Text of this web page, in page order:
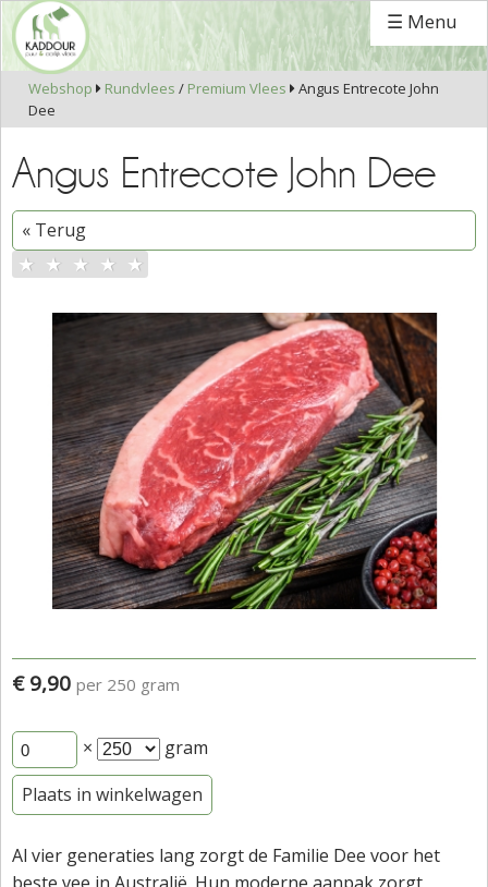
☰ Menu
Webshop  Rundvlees / Premium Vlees  Angus Entrecote John
Dee
Angus Entrecote John Dee
« Terug
★ ★ ★ ★ ★
€ 9,90 per 250 gram
×
gram
Plaats in winkelwagen
Al vier generaties lang zorgt de Familie Dee voor het